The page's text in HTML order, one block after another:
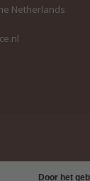
Door het
Netherlands